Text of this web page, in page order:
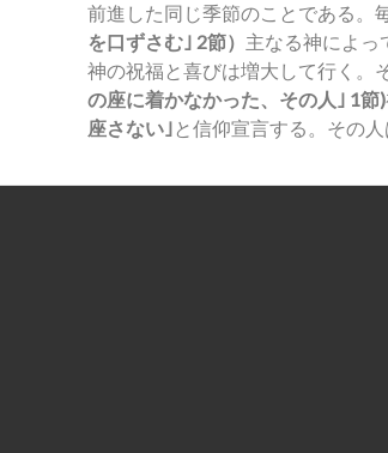
前進した同じ季節のことである。
を口ずさむ｣ 2節） 主なる神によっ
神の祝福と喜びは増大して行く。
の座に着かなかった、その人｣ 1節)
座さない｣ と信仰宣言する。その